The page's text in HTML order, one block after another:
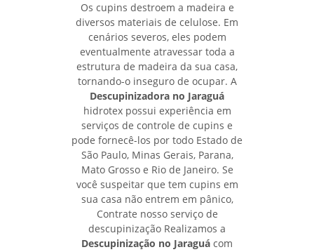
Os cupins destroem a madeira e
diversos materiais de celulose. Em
cenários severos, eles podem
eventualmente atravessar toda a
estrutura de madeira da sua casa,
tornando-o inseguro de ocupar. A
Descupinizadora no Jaraguá
hidrotex possui experiência em
serviços de controle de cupins e
pode fornecê-los por todo Estado de
São Paulo, Minas Gerais, Parana,
Mato Grosso e Rio de Janeiro. Se
você suspeitar que tem cupins em
sua casa não entrem em pânico,
Contrate nosso serviço de
descupinização Realizamos a
Descupinização no Jaraguá com